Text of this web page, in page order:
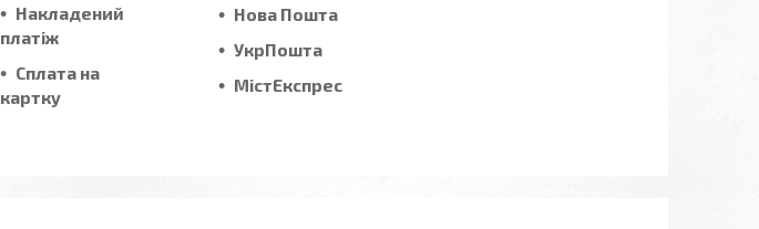
Накладений
платіж
Сплата на
картку
Нова Пошта
УкрПошта
МістЕкспрес